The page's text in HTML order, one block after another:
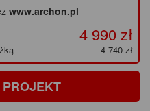
www.archon.pl
4 990 zł
4 740 zł